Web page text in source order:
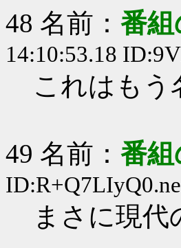
48 名前： 番
14:10:53.18
これはもう
49 名前： 番
まさに現代